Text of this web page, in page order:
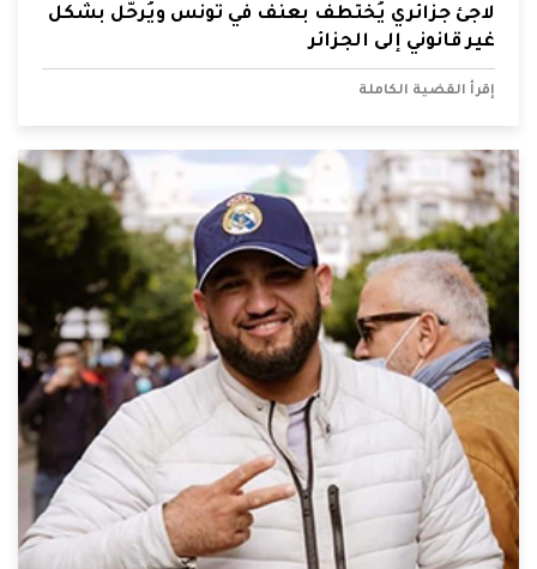
لاجئ جزائري يُختطف بعنف في تونس ويُرحّل بشكل
غير قانوني إلى الجزائر
إقرأ القضية الكاملة